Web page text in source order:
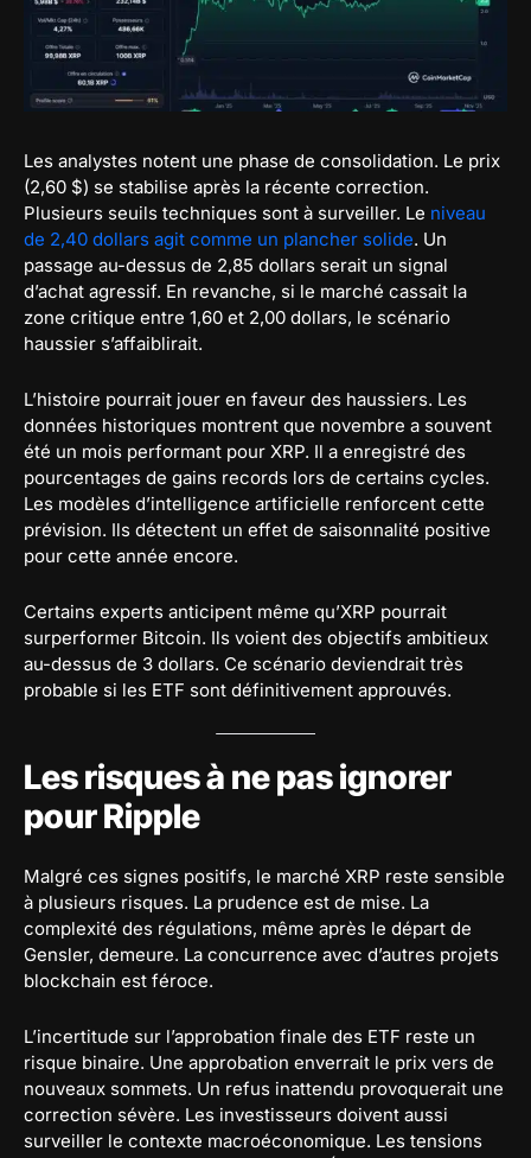
Les analystes notent une phase de consolidation. Le prix
(2,60 $) se stabilise après la récente correction.
Plusieurs seuils techniques sont à surveiller. Le niveau
de 2,40 dollars agit comme un plancher solide. Un
passage au-dessus de 2,85 dollars serait un signal
d’achat agressif. En revanche, si le marché cassait la
zone critique entre 1,60 et 2,00 dollars, le scénario
haussier s’affaiblirait.
L’histoire pourrait jouer en faveur des haussiers. Les
données historiques montrent que novembre a souvent
été un mois performant pour XRP. Il a enregistré des
pourcentages de gains records lors de certains cycles.
Les modèles d’intelligence artificielle renforcent cette
prévision. Ils détectent un effet de saisonnalité positive
pour cette année encore.
Certains experts anticipent même qu’XRP pourrait
surperformer Bitcoin. Ils voient des objectifs ambitieux
au-dessus de 3 dollars. Ce scénario deviendrait très
probable si les ETF sont définitivement approuvés.
Les risques à ne pas ignorer
pour Ripple
Malgré ces signes positifs, le marché XRP reste sensible
à plusieurs risques. La prudence est de mise. La
complexité des régulations, même après le départ de
Gensler, demeure. La concurrence avec d’autres projets
blockchain est féroce.
L’incertitude sur l’approbation finale des ETF reste un
risque binaire. Une approbation enverrait le prix vers de
nouveaux sommets. Un refus inattendu provoquerait une
correction sévère. Les investisseurs doivent aussi
surveiller le contexte macroéconomique. Les tensions